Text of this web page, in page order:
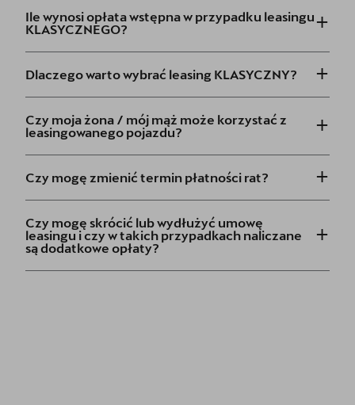
Ile wynosi opłata wstępna w przypadku leasingu
KLASYCZNEGO?
+
Dlaczego warto wybrać leasing KLASYCZNY? +
Czy moja żona / mój mąż może korzystać z
leasingowanego pojazdu?
+
Czy mogę zmienić termin płatności rat? +
Czy mogę skrócić lub wydłużyć umowę
leasingu i czy w takich przypadkach naliczane
są dodatkowe opłaty?
+